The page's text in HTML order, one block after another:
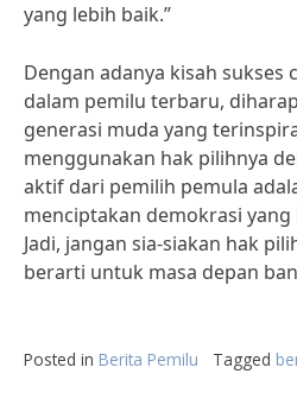
yang lebih baik.”
Dengan adanya kisah sukses
dalam pemilu terbaru,
generasi muda yang
menggunakan hak pilihnya
aktif dari pemilih pemula
menciptakan demokrasi
Jadi, jangan sia-siakan hak
berarti untuk masa depan
Posted in Berita Pemilu Tagged